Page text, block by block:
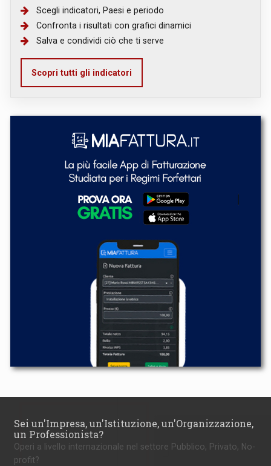
Scegli indicatori, Paesi e periodo
Confronta i risultati con grafici dinamici
Salva e condividi ciò che ti serve
Scopri tutti gli indicatori
Sei un'Impresa, un'Istituzione, un'Organizzazione,
un Professionista?
Operi a livello internazionale nel settore Pubblico, Privato, No-
profit?